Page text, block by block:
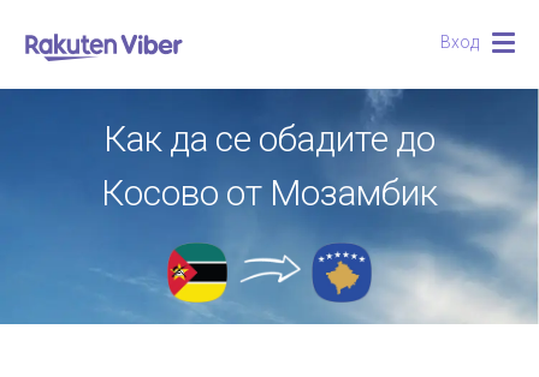
Вход
Как да се обадите до
Косово от Мозамбик